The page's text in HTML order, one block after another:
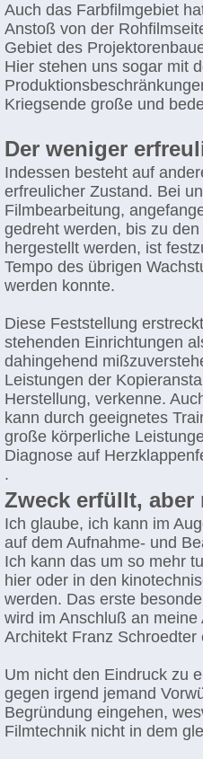
Auch das Farbfilmgebiet
Anstoß von der
Gebiet des
Hier stehen uns sogar mit
Kriegsende große und
Der weniger
Indessen besteht auf
erfreulicher Zustand. Bei
Filmbearbeitung,
gedreht werden, bis zu
hergestellt werden, ist
Tempo des übrigen
werden konnte.
Diese Feststellung
stehenden Einrichtungen
dahingehend
Leistungen der
Herstellung, verkenne.
kann durch geeignetes
große körperliche
Diagnose auf
.
Zweck erfüllt,
Ich glaube, ich kann im
auf dem Aufnahme- und
Ich kann das um so mehr
hier oder in den
werden. Das erste
wird im Anschluß an
Architekt Franz Schroedter
Um nicht den Eindruck zu
gegen irgend jemand
Begründung eingehen,
Filmtechnik nicht in dem